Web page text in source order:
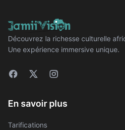
Découvrez la richesse culturelle
Une expérience immersive unique.
En savoir plus
Tarifications